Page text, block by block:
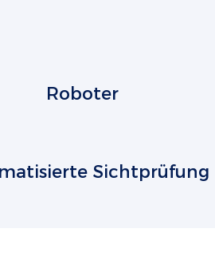
Roboter
Sichtprüfung